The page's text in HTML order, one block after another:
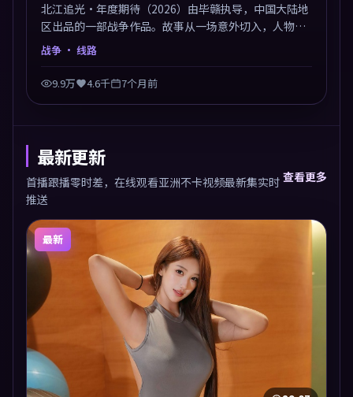
北江追光·年度期待（2026）由毕赣执导，中国大陆地
区出品的一部战争作品。故事从一场意外切入，人物在
道德与生存之间反复摇摆，叙事层层推进，情绪克制而
战争 · 线路
9.9万 4.6千 7个月前
最新更新
首播跟播零时差，在线观看亚洲不卡视频最新集实时
推送
查看更多
最新